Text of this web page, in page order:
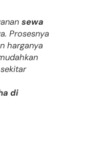
sewa
Prosesnya
harganya
di